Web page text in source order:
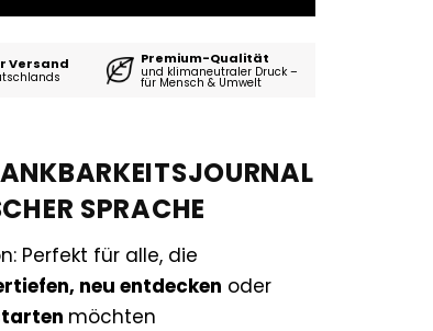
Versand Premium-Qualität
und klimaneutraler Druck –
für Mensch & Umwelt
SPRACHE
Perfekt für alle, die
neu entdecken oder
möchten